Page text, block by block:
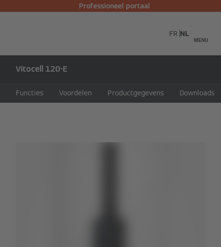
Professioneel portaal
MENU
FR NL
Vitocell 120-E
Functies Voordelen Productgegevens Downloads